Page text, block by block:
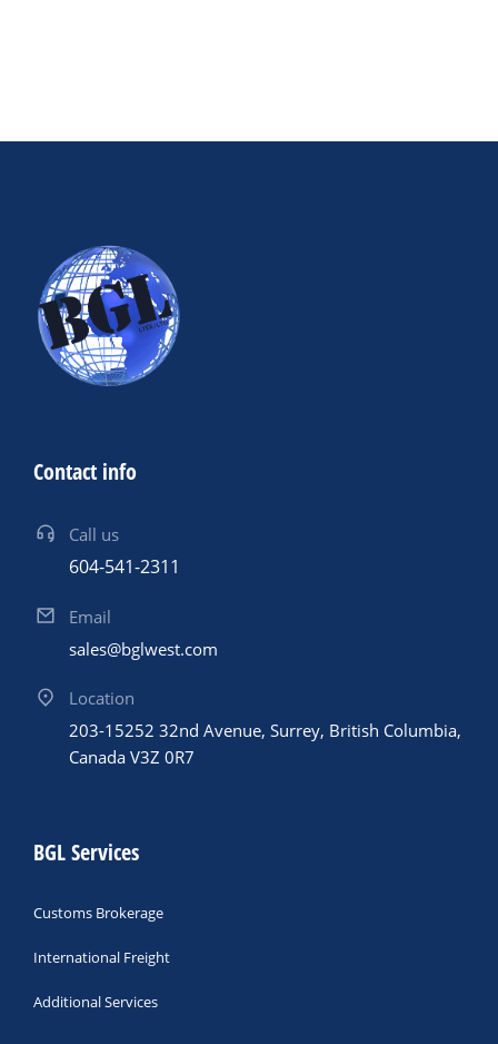
Contact info
Call us
604-541-2311
Email
sales@bglwest.com
Location
203-15252 32nd Avenue, Surrey, British Columbia,
Canada V3Z 0R7
BGL Services
Customs Brokerage
International Freight
Additional Services